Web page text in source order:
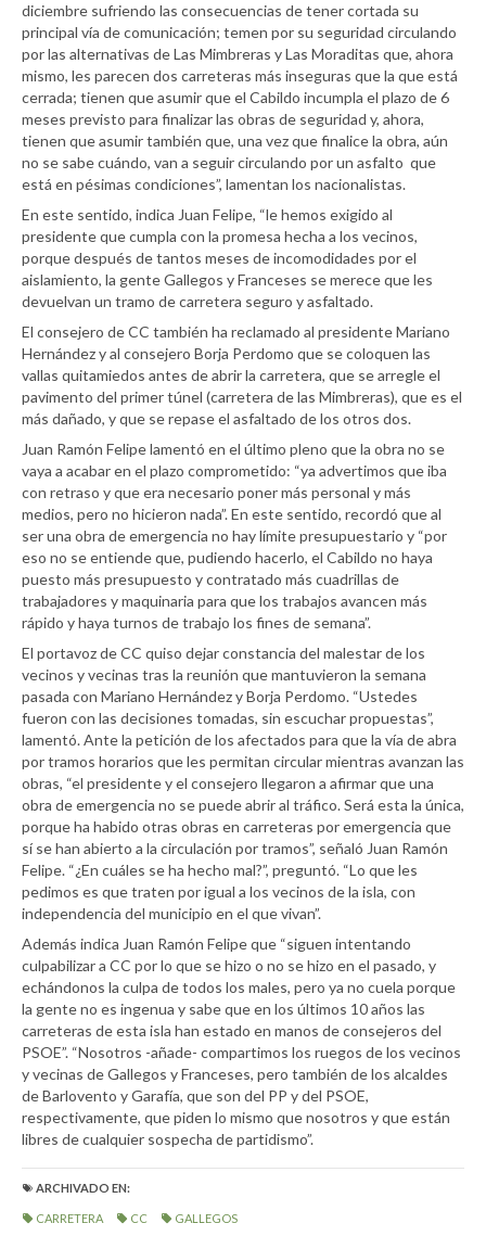
diciembre sufriendo las consecuencias de tener cortada su
principal vía de comunicación; temen por su seguridad circulando
por las alternativas de Las Mimbreras y Las Moraditas que, ahora
mismo, les parecen dos carreteras más inseguras que la que está
cerrada; tienen que asumir que el Cabildo incumpla el plazo de 6
meses previsto para finalizar las obras de seguridad y, ahora,
tienen que asumir también que, una vez que finalice la obra, aún
no se sabe cuándo, van a seguir circulando por un asfalto que
está en pésimas condiciones”, lamentan los nacionalistas.
En este sentido, indica Juan Felipe, “le hemos exigido al
presidente que cumpla con la promesa hecha a los vecinos,
porque después de tantos meses de incomodidades por el
aislamiento, la gente Gallegos y Franceses se merece que les
devuelvan un tramo de carretera seguro y asfaltado.
El consejero de CC también ha reclamado al presidente Mariano
Hernández y al consejero Borja Perdomo que se coloquen las
vallas quitamiedos antes de abrir la carretera, que se arregle el
pavimento del primer túnel (carretera de las Mimbreras), que es el
más dañado, y que se repase el asfaltado de los otros dos.
Juan Ramón Felipe lamentó en el último pleno que la obra no se
vaya a acabar en el plazo comprometido: “ya advertimos que iba
con retraso y que era necesario poner más personal y más
medios, pero no hicieron nada”. En este sentido, recordó que al
ser una obra de emergencia no hay límite presupuestario y “por
eso no se entiende que, pudiendo hacerlo, el Cabildo no haya
puesto más presupuesto y contratado más cuadrillas de
trabajadores y maquinaria para que los trabajos avancen más
rápido y haya turnos de trabajo los fines de semana”.
El portavoz de CC quiso dejar constancia del malestar de los
vecinos y vecinas tras la reunión que mantuvieron la semana
pasada con Mariano Hernández y Borja Perdomo. “Ustedes
fueron con las decisiones tomadas, sin escuchar propuestas”,
lamentó. Ante la petición de los afectados para que la vía de abra
por tramos horarios que les permitan circular mientras avanzan las
obras, “el presidente y el consejero llegaron a afirmar que una
obra de emergencia no se puede abrir al tráfico. Será esta la única,
porque ha habido otras obras en carreteras por emergencia que
sí se han abierto a la circulación por tramos”, señaló Juan Ramón
Felipe. “¿En cuáles se ha hecho mal?”, preguntó. “Lo que les
pedimos es que traten por igual a los vecinos de la isla, con
independencia del municipio en el que vivan”.
Además indica Juan Ramón Felipe que “siguen intentando
culpabilizar a CC por lo que se hizo o no se hizo en el pasado, y
echándonos la culpa de todos los males, pero ya no cuela porque
la gente no es ingenua y sabe que en los últimos 10 años las
carreteras de esta isla han estado en manos de consejeros del
PSOE”. “Nosotros -añade- compartimos los ruegos de los vecinos
y vecinas de Gallegos y Franceses, pero también de los alcaldes
de Barlovento y Garafía, que son del PP y del PSOE,
respectivamente, que piden lo mismo que nosotros y que están
libres de cualquier sospecha de partidismo”.
ARCHIVADO EN:
CARRETERA CC GALLEGOS